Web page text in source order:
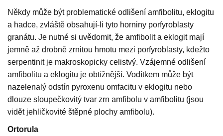
Někdy může být problematické odlišení amfibolitu, eklogitu
a hadce, zvláště obsahují-li tyto horniny porfyroblasty
granátu. Je nutné si uvědomit, že amfibolit a eklogit mají
jemně až drobně zrnitou hmotu mezi porfyroblasty, kdežto
serpentinit je makroskopicky celistvý. Vzájemné odlišení
amfibolitu a eklogitu je obtížnější. Vodítkem může být
nazelenalý odstín pyroxenu omfacitu v eklogitu nebo
dlouze sloupečkovitý tvar zrn amfibolu v amfibolitu (jsou
vidět jehličkovité štěpné plochy amfibolu).
Ortorula